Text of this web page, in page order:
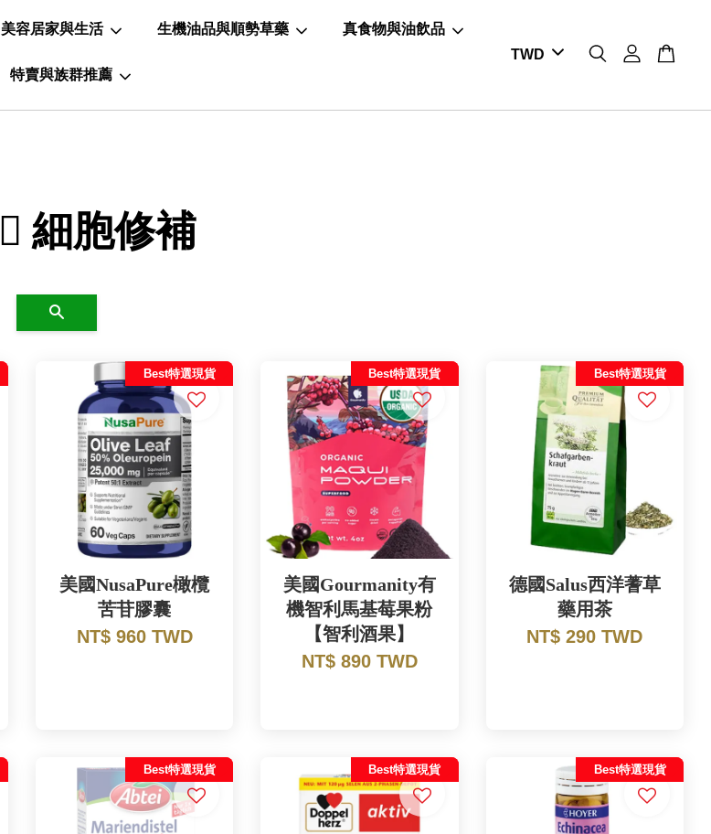
美容居家與生活 生機油品與順勢草藥 真食物與油飲品
特賣與族群推薦
 細胞修補
Best特選現貨
美國NusaPure橄欖
苦苷膠囊
NT$ 960 TWD
Best特選現貨
美國Gourmanity有
機智利馬基莓果粉
【智利酒果】
NT$ 890 TWD
Best特選現貨
德國Salus西洋蓍草
藥用茶
NT$ 290 TWD
Best特選現貨 Best特選現貨 Best特選現貨